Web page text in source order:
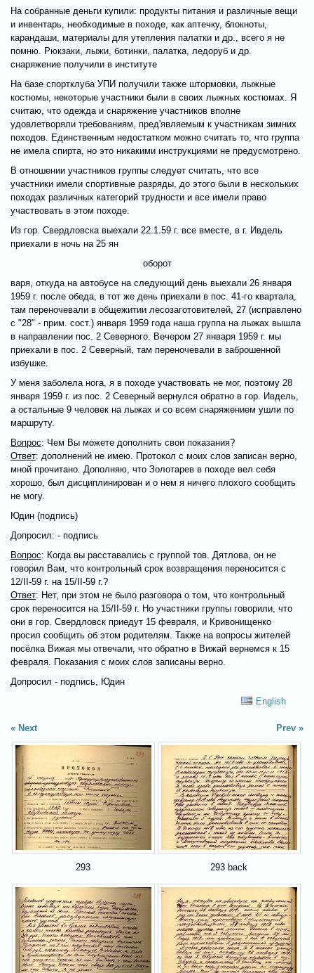
На собранные деньги купили: продукты питания и различные вещи
и инвентарь, необходимые в походе, как аптечку, блокноты,
карандаши, материалы для утепления палатки и др., всего я не
помню. Рюкзаки, лыжи, ботинки, палатка, ледоруб и др.
снаряжение получили в институте
На базе спортклуба УПИ получили также штормовки, лыжные
костюмы, некоторые участники были в своих лыжных костюмах. Я
считаю, что одежда и снаряжение участников вполне
удовлетворяли требованиям, пред'являемым к участникам зимних
походов. Единственным недостатком можно считать то, что группа
не имела спирта, но это никакими инструкциями не предусмотрено.
В отношении участников группы следует считать, что все
участники имели спортивные разряды, до этого были в нескольких
походах различных категорий трудности и все имели право
участвовать в этом походе.
Из гор. Свердловска выехали 22.1.59 г. все вместе, в г. Ивдель
приехали в ночь на 25 ян
оборот
варя, откуда на автобусе на следующий день выехали 26 января
1959 г. после обеда, в тот же день приехали в пос. 41-го квартала,
там переночевали в общежитии лесозаготовителей, 27 (исправлено
с "28" - прим. сост.) января 1959 года наша группа на лыжах вышла
в направлении пос. 2 Северного. Вечером 27 января 1959 г. мы
приехали в пос. 2 Северный, там переночевали в заброшенной
избушке.
У меня заболела нога, я в походе участвовать не мог, поэтому 28
января 1959 г. из пос. 2 Северный вернулся обратно в гор. Ивдель,
а остальные 9 человек на лыжах и со всем снаряжением ушли по
маршруту.
Вопрос: Чем Вы можете дополнить свои показания?
Ответ: дополнений не имею. Протокол с моих слов записан верно,
мной прочитано. Дополняю, что Золотарев в походе вел себя
хорошо, был дисциплинирован и о нем я ничего плохого сообщить
не могу.
Юдин (подпись)
Допросил: - подпись
Вопрос: Когда вы расставались с группой тов. Дятлова, он не
говорил Вам, что контрольный срок возвращения переносится с
12/II-59 г. на 15/II-59 г.?
Ответ: Нет, при этом не было разговора о том, что контрольный
срок переносится на 15/II-59 г. Но участники группы говорили, что
они в гор. Свердловск приедут 15 февраля, и Кривонищенко
просил сообщить об этом родителям. Также на вопросы жителей
посёлка Вижая мы отвечали, что обратно в Вижай вернемся к 15
февраля. Показания с моих слов записаны верно.
Допросил - подпись, Юдин
English
Next Prev
293 293 back